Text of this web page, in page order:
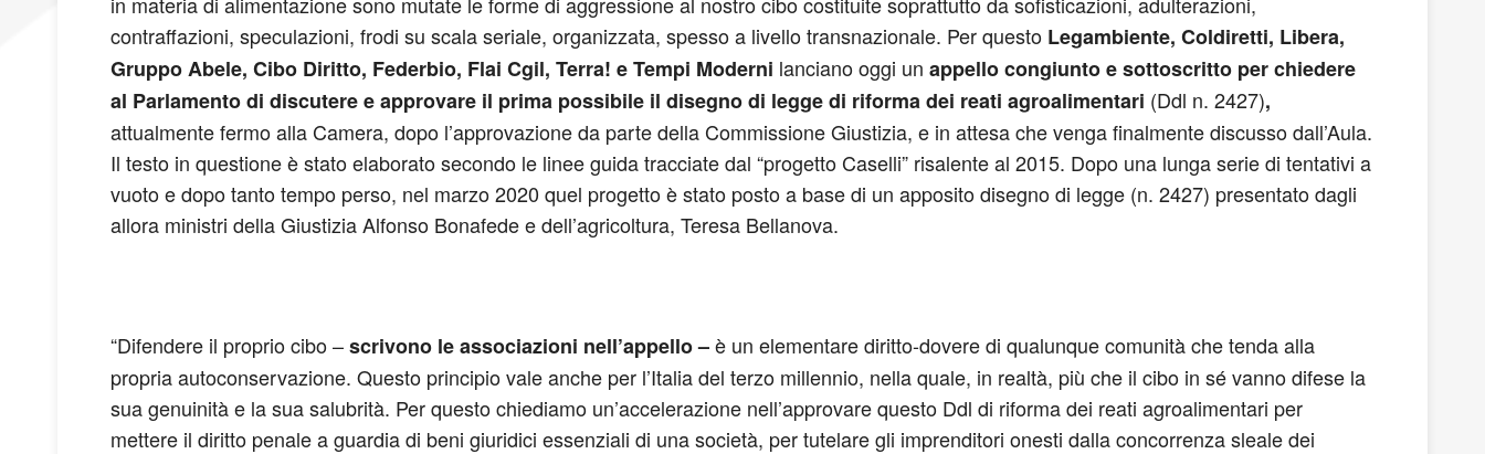
contraffazioni, speculazioni, frodi su scala seriale, organizzata, spesso a livello transnazionale. Per questo Legambiente, Coldiretti, Libera,
Gruppo Abele, Cibo Diritto, Federbio, Flai Cgil, Terra! e Tempi Moderni lanciano oggi un appello congiunto e sottoscritto per chiedere
al Parlamento di discutere e approvare il prima possibile il disegno di legge di riforma dei reati agroalimentari (Ddl n. 2427),
attualmente fermo alla Camera, dopo l’approvazione da parte della Commissione Giustizia, e in attesa che venga finalmente discusso dall’Aula.
Il testo in questione è stato elaborato secondo le linee guida tracciate dal “progetto Caselli” risalente al 2015. Dopo una lunga serie di tentativi a
vuoto e dopo tanto tempo perso, nel marzo 2020 quel progetto è stato posto a base di un apposito disegno di legge (n. 2427) presentato dagli
allora ministri della Giustizia Alfonso Bonafede e dell’agricoltura, Teresa Bellanova.
“Difendere il proprio cibo –scrivono le associazioni nell’appello –è un elementare diritto-dovere di qualunque comunità che tenda alla
propria autoconservazione. Questo principio vale anche per l’Italia del terzo millennio, nella quale, in realtà, più che il cibo in sé vanno difese la
sua genuinità e la sua salubrità. Per questo chiediamo un’accelerazione nell’approvare questo Ddl di riforma dei reati agroalimentari per
mettere il diritto penale a guardia di beni giuridici essenziali di una società, per tutelare gli imprenditori onesti dalla concorrenza sleale dei